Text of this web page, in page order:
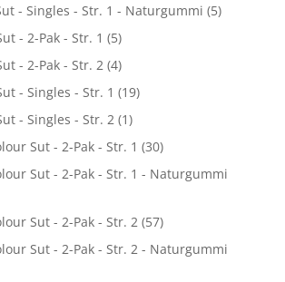
- Singles - Str. 1 - Naturgummi (5)
- 2-Pak - Str. 1 (5)
- 2-Pak - Str. 2 (4)
- Singles - Str. 1 (19)
- Singles - Str. 2 (1)
Sut - 2-Pak - Str. 1 (30)
Sut - 2-Pak - Str. 1 - Naturgummi
Sut - 2-Pak - Str. 2 (57)
Sut - 2-Pak - Str. 2 - Naturgummi